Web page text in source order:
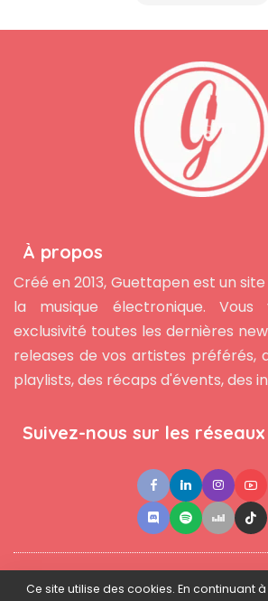
À propos
Créé en 2013, Guettapen est un
la musique électronique.
exclusivité toutes les dernières
releases de vos artistes préférés,
playlists, des récaps d'évents, des
Suivez-nous sur les
Contact ●Newsletter ● L'équipe ●
Ce site utilise des cookies. En continuant